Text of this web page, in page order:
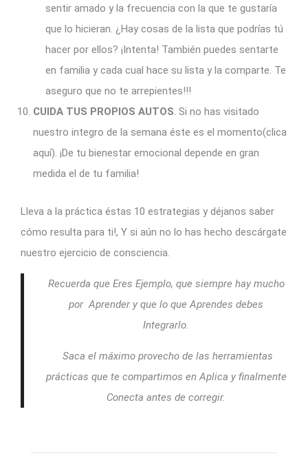
sentir amado y la frecuencia con la que te gustaría
que lo hicieran. ¿Hay cosas de la lista que podrías tú
hacer por ellos? ¡Intenta! También puedes sentarte
en familia y cada cual hace su lista y la comparte. Te
aseguro que no te arrepientes!!!
CUIDA TUS PROPIOS AUTOS. Si no has visitado
nuestro integro de la semana éste es el momento(clica
aquí). ¡De tu bienestar emocional depende en gran
medida el de tu familia!
Lleva a la práctica éstas 10 estrategias y déjanos saber
cómo resulta para ti!, Y si aún no lo has hecho descárgate
nuestro ejercicio de consciencia.
Recuerda que Eres Ejemplo, que siempre hay mucho
por Aprender y que lo que Aprendes debes
Integrarlo.
Saca el máximo provecho de las herramientas
prácticas que te compartimos en Aplica y finalmente
Conecta antes de corregir.